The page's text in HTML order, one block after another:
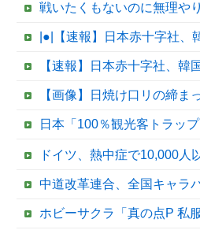
戦いたくもないのに無理やり戦わさ
|●|【速報】日本赤十字社、韓国に超希少血液Jr(a-)を提供「韓国内
【速報】日本赤十字社、韓国に超希少血液Jr(a-)を提供「韓国内では
【画像】日焼け口リの締まったお尻
日本「100％観光客トラップだけど価値
ドイツ、熱中症で10,000人以上死亡、ほとん
中道改革連合、全国キャラバン開始も「
ホビーサクラ「真の点P 私服Ver.」美